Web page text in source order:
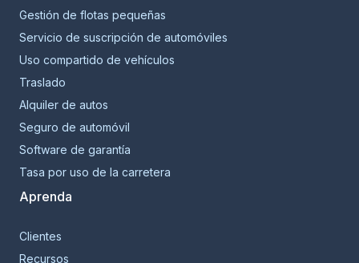
Gestión de flotas pequeñas
Servicio de suscripción de automóviles
Uso compartido de vehículos
Traslado
Alquiler de autos
Seguro de automóvil
Software de garantía
Tasa por uso de la carretera
Aprenda
Clientes
Recursos